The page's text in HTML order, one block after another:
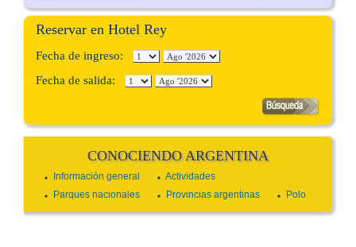
Reservar en Hotel Rey
Fecha de ingreso:
Fecha de salida:
CONOCIENDO ARGENTINA
Información general
Actividades
Parques nacionales
Provincias argentinas Polo